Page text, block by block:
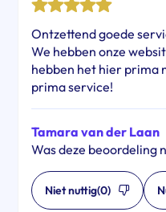
Ontzettend goede
We hebben onze
hebben het hier prima
prima service!
Tamara van der Laan
Was deze beoordeling
Niet nuttig(0)